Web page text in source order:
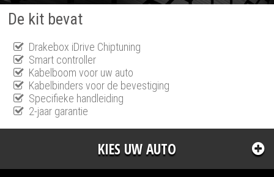
De kit bevat
Drakebox iDrive Chiptuning
Smart controller
Kabelboom voor uw auto
Kabelbinders voor de bevestiging
Specifieke handleiding
2-jaar garantie
KIES UW AUTO